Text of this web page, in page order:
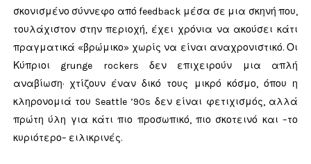
σκονισμένο σύννεφο από feedback μέσα σε μια σκηνή που,
τουλάχιστον στην περιοχή, έχει χρόνια να ακούσει κάτι
πραγματικά «βρώμικο» χωρίς να είναι αναχρονιστικό. Οι
Κύπριοι grunge rockers δεν επιχειρούν μια απλή
αναβίωση· χτίζουν έναν δικό τους μικρό κόσμο, όπου η
κληρονομιά του Seattle ’90s δεν είναι φετιχισμός, αλλά
πρώτη ύλη για κάτι πιο προσωπικό, πιο σκοτεινό και –το
κυριότερο– ειλικρινές.